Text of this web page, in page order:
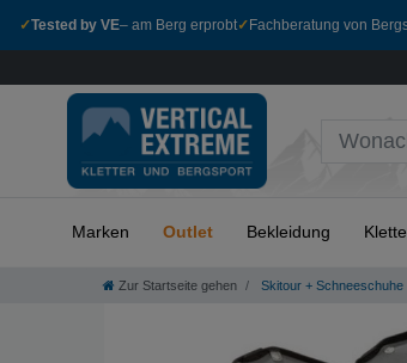
✓Tested by VE– am Berg erprobt✓ Fachberatung von
Marken Outlet Bekleidung
Zur Startseite gehen Skitour + Schneeschuhe